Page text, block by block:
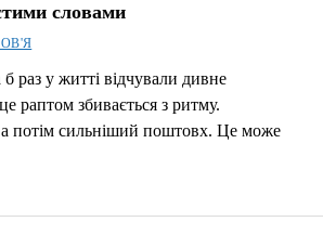
словами
раз у житті відчували дивне
раптом збивається з ритму.
а потім сильніший поштовх. Це може